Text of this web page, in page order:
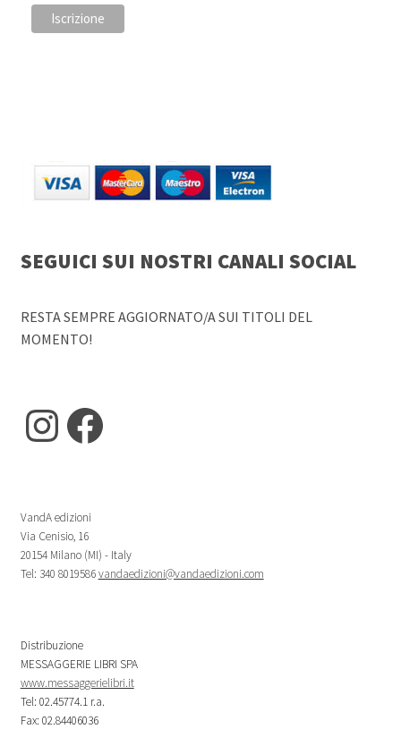
SEGUICI SUI NOSTRI CANALI SOCIAL
RESTA SEMPRE AGGIORNATO/A SUI TITOLI DEL
MOMENTO!
Instagram
Facebook
VandA edizioni
Via Cenisio, 16
20154 Milano (MI) - Italy
Tel: 340 8019586vandaedizioni@vandaedizioni.com
Distribuzione
MESSAGGERIE LIBRI SPA
www.messaggerielibri.it
Tel: 02.45774.1 r.a.
Fax: 02.84406036